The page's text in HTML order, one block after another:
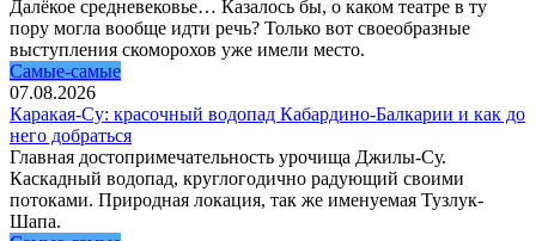
Далёкое средневековье… Казалось бы, о каком театре в ту
пору могла вообще идти речь? Только вот своеобразные
выступления скоморохов уже имели место.
Самые-самые
07.08.2026
Каракая-Су: красочный водопад Кабардино-Балкарии и как до
него добраться
Главная достопримечательность урочища Джилы-Су.
Каскадный водопад, круглогодично радующий своими
потоками. Природная локация, так же именуемая Тузлук-
Шапа.